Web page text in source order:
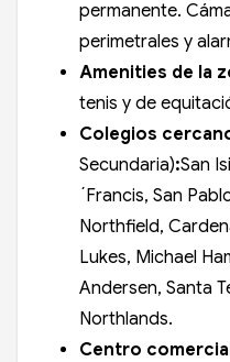
permanente.
perimetrales y
Amenities de la
tenis y de
Colegios
Secundaria):San
´Francis, San
Northfield,
Lukes, Michael
Andersen, Santa
Northlands.
Centro